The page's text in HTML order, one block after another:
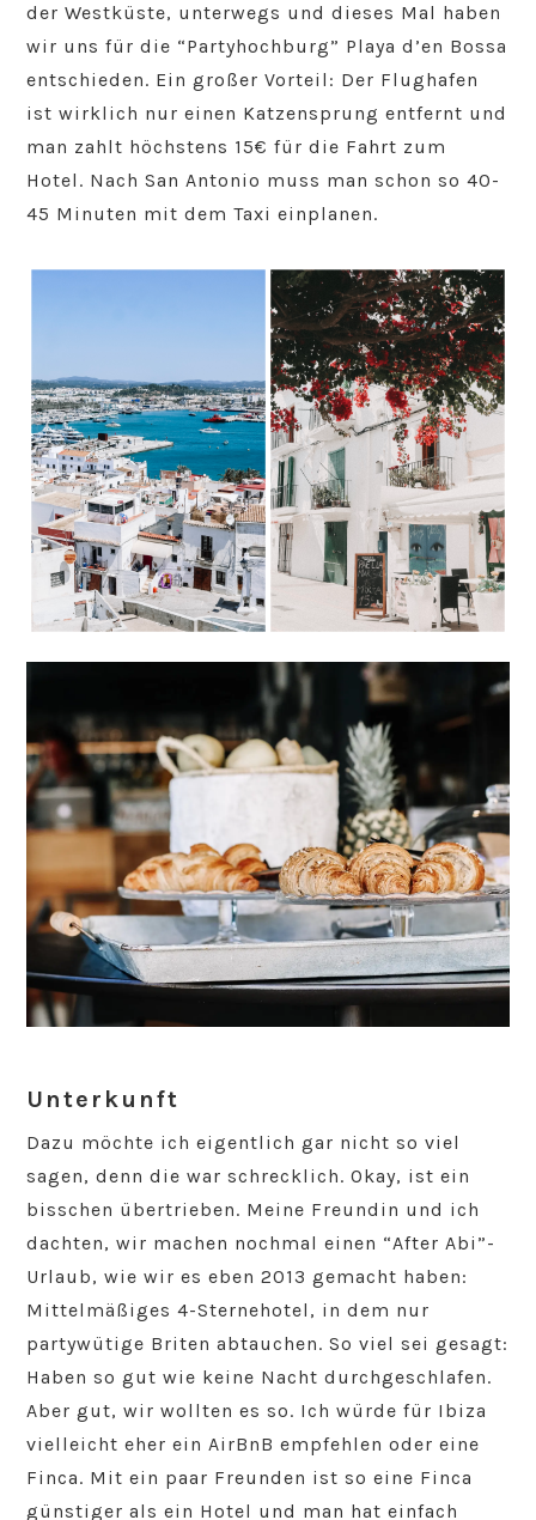
der Westküste, unterwegs und dieses Mal haben
wir uns für die “Partyhochburg” Playa d’en Bossa
entschieden. Ein großer Vorteil: Der Flughafen
ist wirklich nur einen Katzensprung entfernt und
man zahlt höchstens 15€ für die Fahrt zum
Hotel. Nach San Antonio muss man schon so 40-
45 Minuten mit dem Taxi einplanen.
Unterkunft
Dazu möchte ich eigentlich gar nicht so viel
sagen, denn die war schrecklich. Okay, ist ein
bisschen übertrieben. Meine Freundin und ich
dachten, wir machen nochmal einen “After Abi”-
Urlaub, wie wir es eben 2013 gemacht haben:
Mittelmäßiges 4-Sternehotel, in dem nur
partywütige Briten abtauchen. So viel sei gesagt:
Haben so gut wie keine Nacht durchgeschlafen.
Aber gut, wir wollten es so. Ich würde für Ibiza
vielleicht eher ein AirBnB empfehlen oder eine
Finca. Mit ein paar Freunden ist so eine Finca
günstiger als ein Hotel und man hat einfach